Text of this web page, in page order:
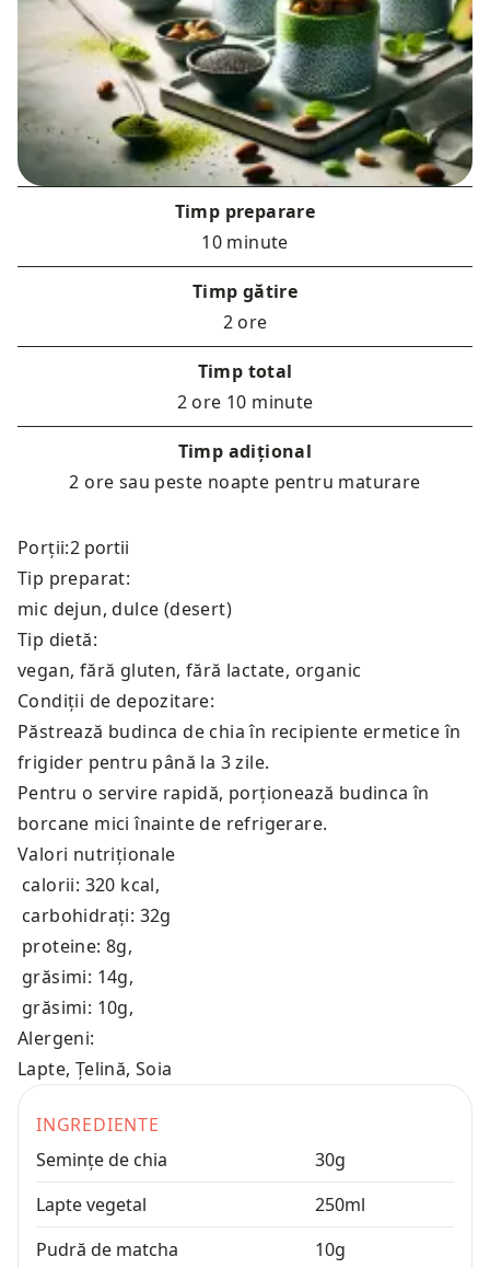
Timp preparare
10 minute
Timp gătire
2 ore
Timp total
2 ore 10 minute
Timp adițional
2 ore sau peste noapte pentru maturare
Porții:
Tip preparat:
mic dejun, dulce (desert)
Tip dietă:
vegan, fără gluten, fără lactate, organic
Condiții de depozitare:
Păstrează budinca de chia în recipiente ermetice în
frigider pentru până la 3 zile.
Pentru o servire rapidă, porționează budinca în
borcane mici înainte de refrigerare.
Valori nutriționale
calorii: 320 kcal,
carbohidrați: 32g
proteine: 8g,
grăsimi: 14g,
grăsimi: 10g,
Alergeni:
Lapte, Țelină, Soia
INGREDIENTE
Semințe de chia
30g
Lapte vegetal
250ml
Pudră de matcha
10g